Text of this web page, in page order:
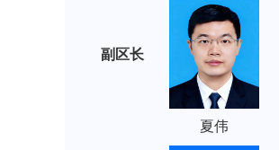
副区长
夏伟